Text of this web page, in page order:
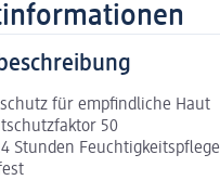
für empfindliche Haut
50
Stunden Feuchtigkeitspflege